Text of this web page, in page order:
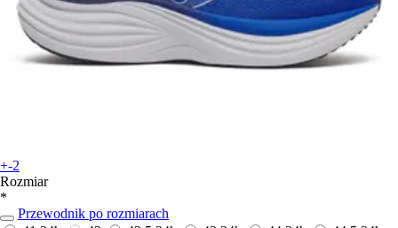
+-2
Rozmiar
*
Przewodnik po rozmiarach